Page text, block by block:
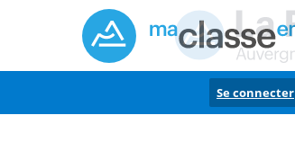
Se connecter